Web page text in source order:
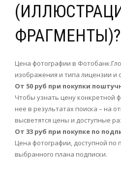
ФРАГМЕНТЫ)?
Цена фотографии в
изображения и типа лицензии и
От 50 руб при покупки
Чтобы узнать цену конкретной
нее в результатах поиска – на
высветятся цены и доступные
От 33 руб при покупке по
Цена фотографии, доступной по
выбранного плана подписки.